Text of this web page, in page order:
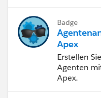
Badge
Apex
Erstellen
Agenten
Apex.